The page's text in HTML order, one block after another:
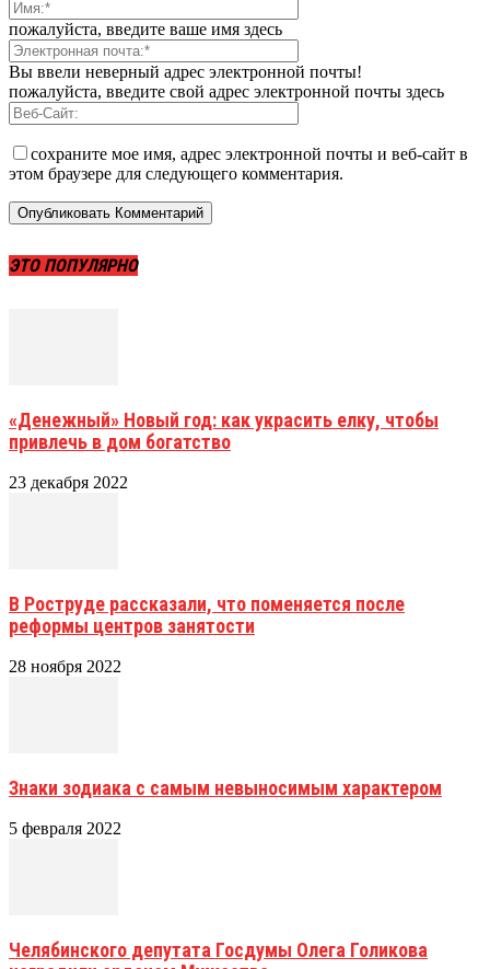
пожалуйста, введите ваше имя здесь
Вы ввели неверный адрес электронной почты!
пожалуйста, введите свой адрес электронной почты здесь
сохраните мое имя, адрес электронной почты и веб-сайт в
этом браузере для следующего комментария.
ЭТО ПОПУЛЯРНО
«Денежный» Новый год: как украсить елку, чтобы
привлечь в дом богатство
23 декабря 2022
В Роструде рассказали, что поменяется после
реформы центров занятости
28 ноября 2022
Знаки зодиака с самым невыносимым характером
5 февраля 2022
Челябинского депутата Госдумы Олега Голикова